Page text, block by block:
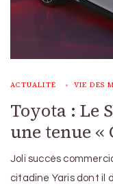
ACTUALITÉ VIE DES
Toyota : Le
une tenue «
Joli succès
citadine Yaris dont il